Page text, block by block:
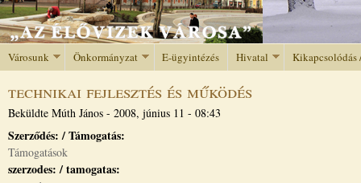
Városunk Önkormányzat E-ügyintézés Hivatal Kikapcsolódás
technikai fejlesztés és működés
Beküldte Múth János - 2008, június 11 - 08:43
Szerződés: / Támogatás:
Támogatások
szerzodes: / tamogatas: